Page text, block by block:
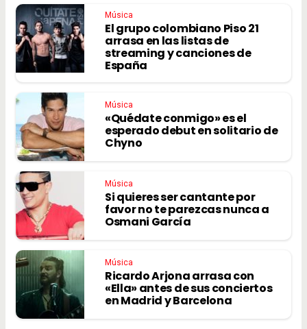
Música
El grupo colombiano Piso 21
arrasa en las listas de
streaming y canciones de
España
Música
«Quédate conmigo» es el
esperado debut en solitario de
Chyno
Música
Si quieres ser cantante por
favor no te parezcas nunca a
Osmani García
Música
Ricardo Arjona arrasa con
«Ella» antes de sus conciertos
en Madrid y Barcelona